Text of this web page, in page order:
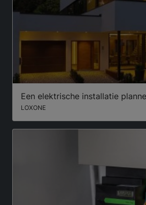
Een elektrische installatie
LOXONE